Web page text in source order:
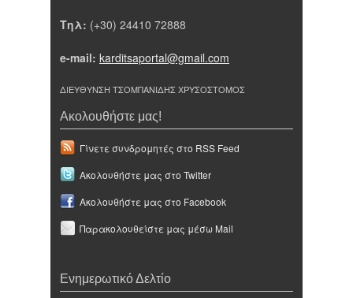
Τηλ: (+30) 24410 72888
e-mail: karditsaportal@gmail.com
ΔΙΕΥΘΥΝΣΗ ΤΣΟΜΠΑΝΙΔΗΣ ΧΡΥΣΟΣΤΟΜΟΣ
Ακολουθήστε μας!
Γίνετε συνδρομητές στο RSS Feed
Ακολουθήστε μας στο Twitter
Ακολουθήστε μας στο Facebook
Παρακολουθείστε μας μέσω Mail
Ενημερωτικό Δελτίο